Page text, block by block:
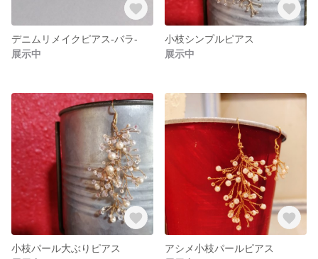
デニムリメイクピアス-バラ-
展示中
小枝シンプルピアス
展示中
小枝パール大ぶりピアス
アシメ小枝パールピアス